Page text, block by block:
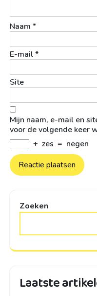
Naam *
E-mail*
Site
Mijn naam, e-mail en
voor de volgende keer
+ zes = negen
Zoeken
Laatste